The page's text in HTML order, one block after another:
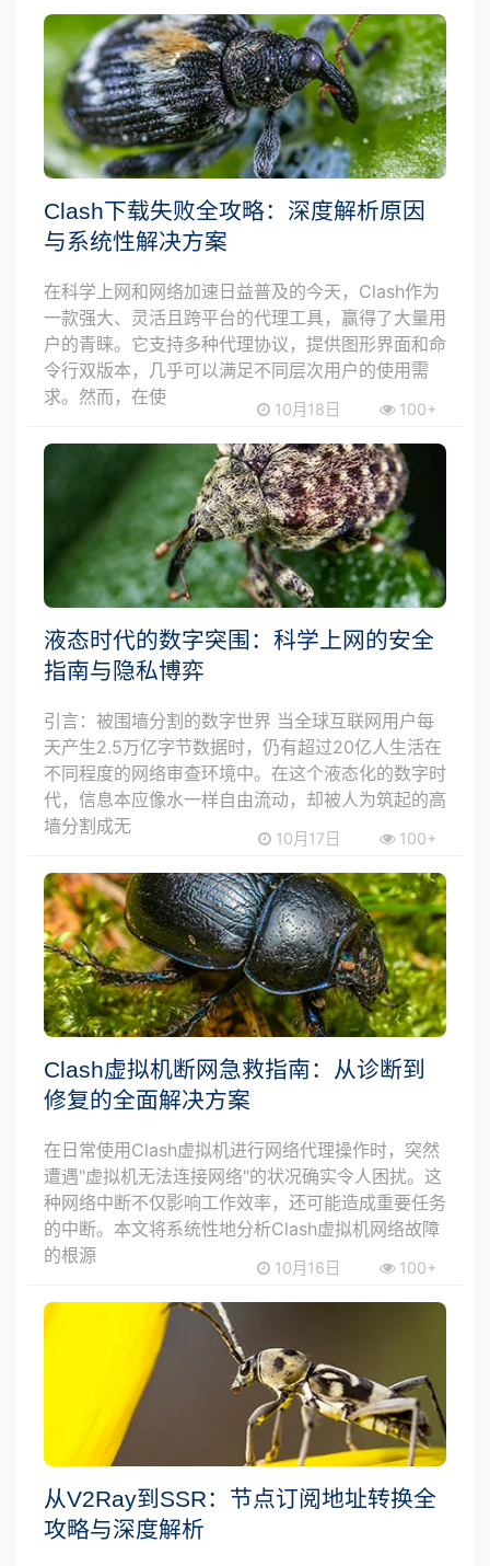
Clash下载失败全攻略：深度解析原因
与系统性解决方案
在科学上网和网络加速日益普及的今天，Clash作为
一款强大、灵活且跨平台的代理工具，赢得了大量用
户的青睐。它支持多种代理协议，提供图形界面和命
令行双版本，几乎可以满足不同层次用户的使用需
求。然而，在使
10月18日 100+
液态时代的数字突围：科学上网的安全
指南与隐私博弈
引言：被围墙分割的数字世界 当全球互联网用户每
天产生2.5万亿字节数据时，仍有超过20亿人生活在
不同程度的网络审查环境中。在这个液态化的数字时
代，信息本应像水一样自由流动，却被人为筑起的高
墙分割成无
10月17日 100+
Clash虚拟机断网急救指南：从诊断到
修复的全面解决方案
在日常使用Clash虚拟机进行网络代理操作时，突然
遭遇"虚拟机无法连接网络"的状况确实令人困扰。这
种网络中断不仅影响工作效率，还可能造成重要任务
的中断。本文将系统性地分析Clash虚拟机网络故障
的根源
10月16日 100+
从V2Ray到SSR：节点订阅地址转换全
攻略与深度解析